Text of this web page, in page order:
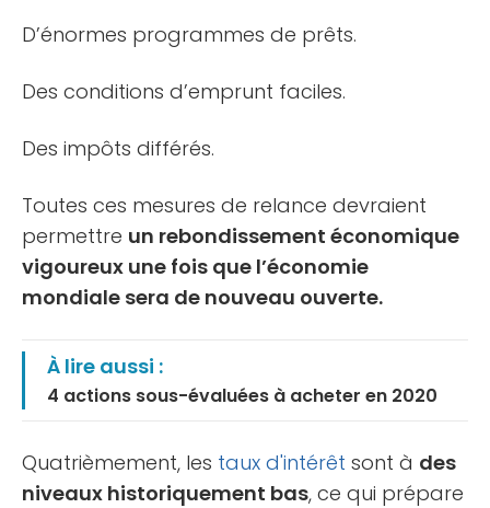
D’énormes programmes de prêts.
Des conditions d’emprunt faciles.
Des impôts différés.
Toutes ces mesures de relance devraient
permettre un rebondissement économique
vigoureux une fois que l’économie
mondiale sera de nouveau ouverte.
À lire aussi :
4 actions sous-évaluées à acheter en 2020
Quatrièmement, les taux d'intérêt sont à des
niveaux historiquement bas, ce qui prépare